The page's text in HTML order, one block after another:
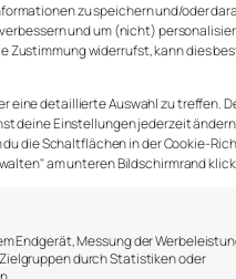
zu speichern und/oder
und um (nicht)
Zustimmung widerrufst, kann dies
eine detaillierte Auswahl zu treffen.
deine Einstellungen jederzeit
die Schaltflächen in der Cookie-
am unteren Bildschirmrand
Endgerät, Messung der
durch Statistiken oder
Schritte, die du